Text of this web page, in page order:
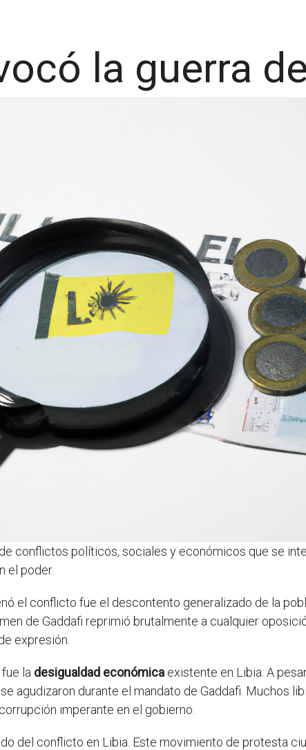
la guerra
conflictos políticos, sociales y económicos que se
el poder.
el conflicto fue el descontento generalizado de la
de Gaddafi reprimió brutalmente a cualquier
expresión.
la desigualdad económica existente en Libia. A
agudizaron durante el mandato de Gaddafi. Muchos
imperante en el gobierno.
del conflicto en Libia. Este movimiento de protesta